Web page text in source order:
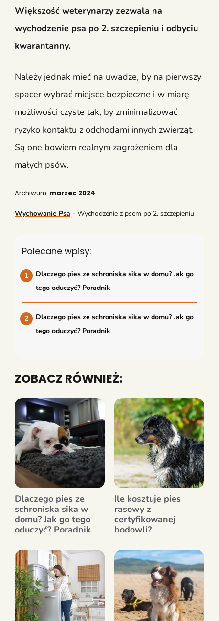
Większość weterynarzy zezwala na
wychodzenie psa po 2. szczepieniu i odbyciu
kwarantanny.
Należy jednak mieć na uwadze, by na pierwszy
spacer wybrać miejsce bezpieczne i w miarę
możliwości czyste tak, by zminimalizować
ryzyko kontaktu z odchodami innych zwierząt.
Są one bowiem realnym zagrożeniem dla
małych psów.
Archiwum: marzec 2024
Wychowanie Psa - Wychodzenie z psem po 2. szczepieniu
Polecane wpisy:
Dlaczego pies ze schroniska sika w domu? Jak go
tego oduczyć? Poradnik
Dlaczego pies ze schroniska sika w domu? Jak go
tego oduczyć? Poradnik
ZOBACZ RÓWNIEŻ:
Dlaczego pies ze
schroniska sika w
domu? Jak go tego
oduczyć? Poradnik
Ile kosztuje pies
rasowy z
certyfikowanej
hodowli?